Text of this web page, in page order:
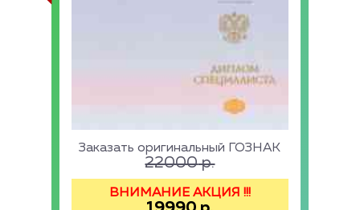
Заказать оригинальный ГОЗНАК
22000р.
ВНИМАНИЕ АКЦИЯ !!!